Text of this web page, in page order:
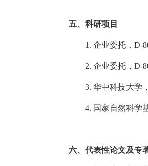
五、科研项目
1. 企业委托， D-
2. 企业委托， D-
3. 华中科技大学
4. 国家自然科学
六、代表性论文及专